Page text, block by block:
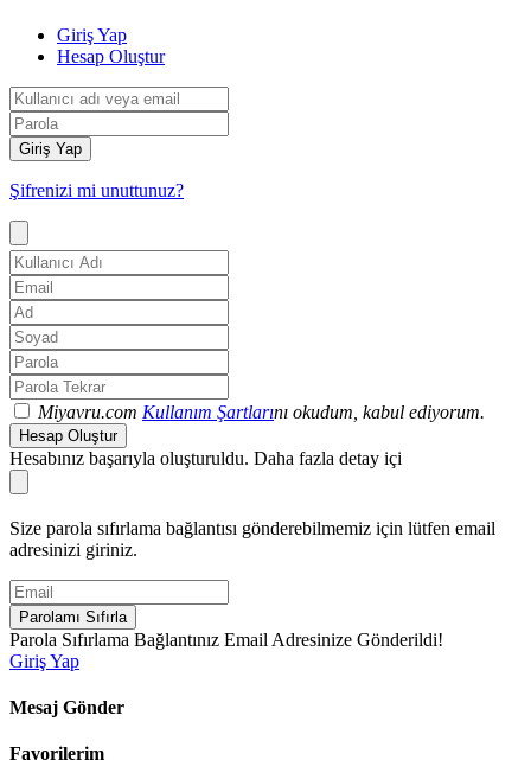
Giriş Yap
Hesap Oluştur
Giriş Yap
Şifrenizi mi unuttunuz?
Miyavru.com Kullanım Şartlarını okudum, kabul ediyorum.
Hesap Oluştur
Hesabınız başarıyla oluşturuldu. Daha fazla detay içi
Size parola sıfırlama bağlantısı gönderebilmemiz için lütfen email
adresinizi giriniz.
Parolamı Sıfırla
Parola Sıfırlama Bağlantınız Email Adresinize Gönderildi!
Giriş Yap
Mesaj Gönder
Favorilerim